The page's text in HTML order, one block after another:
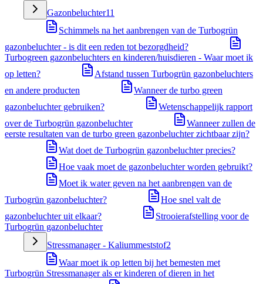
Gazonbeluchter11
Schimmels na het aanbrengen van de Turbogrün
gazonbeluchter - is dit een reden tot bezorgdheid?
Turbogreen gazonbeluchters en kinderen/huisdieren - Waar moet ik
op letten?
Afstand tussen Turbogrün gazonbeluchters
en andere producten
Wanneer de turbo green
gazonbeluchter gebruiken?
Wetenschappelijk rapport
over de Turbogrün gazonbeluchter
Wanneer zullen de
eerste resultaten van de turbo green gazonbeluchter zichtbaar zijn?
Wat doet de Turbogrün gazonbeluchter precies?
Hoe vaak moet de gazonbeluchter worden gebruikt?
Moet ik water geven na het aanbrengen van de
Turbogrün gazonbeluchter?
Hoe snel valt de
gazonbeluchter uit elkaar?
Strooierafstelling voor de
Turbogrün gazonbeluchter
Stressmanager - Kaliummeststof2
Waar moet ik op letten bij het bemesten met
Turbogrün Stressmanager als er kinderen of dieren in het